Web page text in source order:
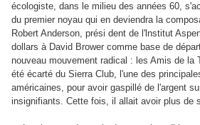
écologiste, dans le milieu des années 60,
du premier noyau qui en deviendra la
Robert Anderson, prési dent de l'lnstitut
dollars à David Brower comme base de
nouveau mouvement radical : les Amis de la
été écarté du Sierra Club, l'une des
américaines, pour avoir gaspillé de l'argent
insignifiants. Cette fois, il allait avoir plus de